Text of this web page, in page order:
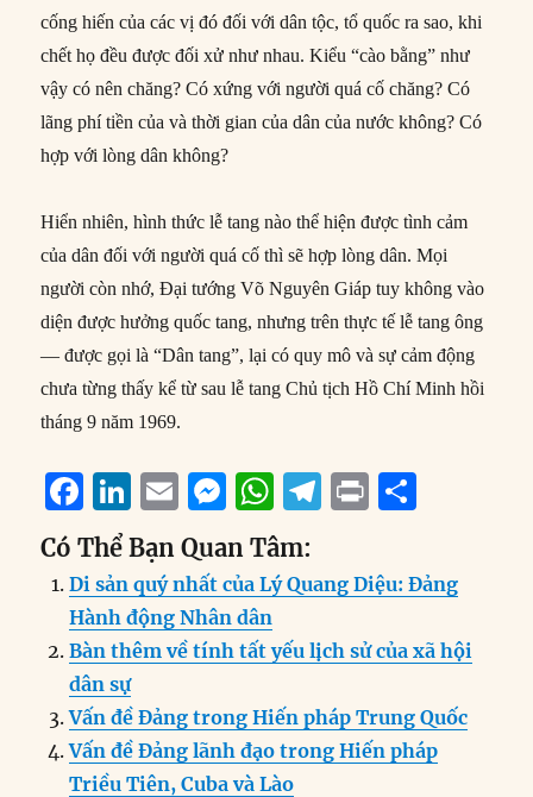
cống hiến của các vị đó đối với dân tộc, tổ quốc ra sao, khi
chết họ đều được đối xử như nhau. Kiểu “cào bằng” như
vậy có nên chăng? Có xứng với người quá cố chăng? Có
lãng phí tiền của và thời gian của dân của nước không? Có
hợp với lòng dân không?
Hiển nhiên, hình thức lễ tang nào thể hiện được tình cảm
của dân đối với người quá cố thì sẽ hợp lòng dân. Mọi
người còn nhớ, Đại tướng Võ Nguyên Giáp tuy không vào
diện được hưởng quốc tang, nhưng trên thực tế lễ tang ông
— được gọi là “Dân tang”, lại có quy mô và sự cảm động
chưa từng thấy kể từ sau lễ tang Chủ tịch Hồ Chí Minh hồi
tháng 9 năm 1969.
F
a
c
e
b
o
o
k
Li
n
k
e
d
I
n
E
m
ai
l
M
ss
e
n
er
W
h
at
s
A
p
T
g
r
m
P
n
t
a
re
Có Thể Bạn Quan Tâm:
Di sản quý nhất của Lý Quang Diệu: Đảng
Hành động Nhân dân
Bàn thêm về tính tất yếu lịch sử của xã hội
dân sự
Vấn đề Đảng trong Hiến pháp Trung Quốc
Vấn đề Đảng lãnh đạo trong Hiến pháp
Triều Tiên, Cuba và Lào